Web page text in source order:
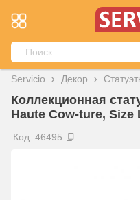
Servicio Декор
Коллекционная
Haute Cow-ture, Size
Код: 46495